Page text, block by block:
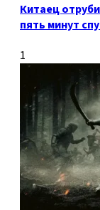
Китаец
пять минут
1